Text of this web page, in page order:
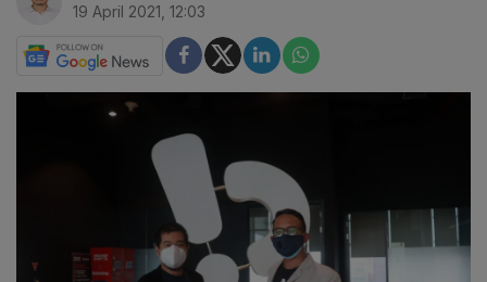
19 April 2021, 12:03